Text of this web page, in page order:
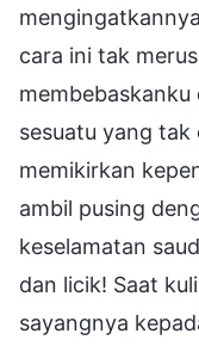
cara ini tak
sesuatu yang tak
memikirkan
ambil pusing
keselamatan
dan licik! Saat
sayangnya